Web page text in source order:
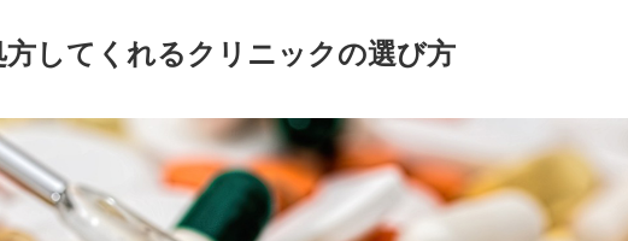
方してくれるクリニックの選び方